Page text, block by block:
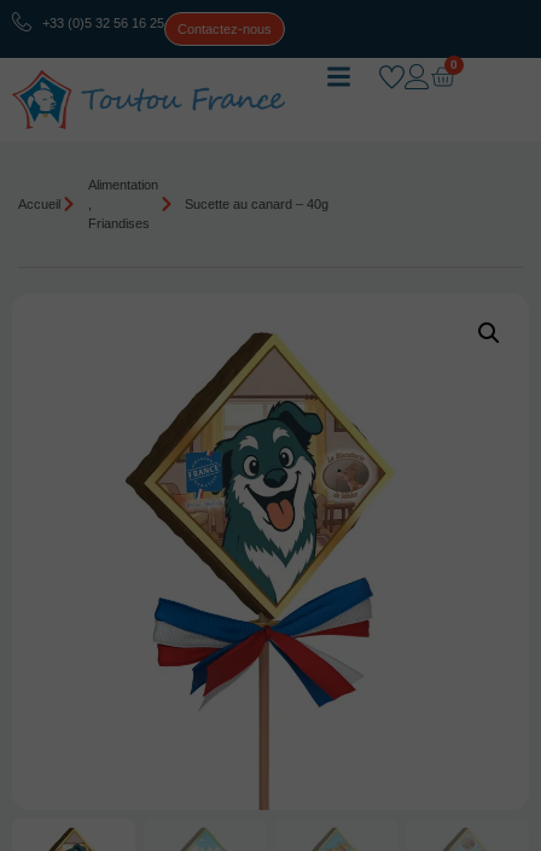
+33 (0)5 32 56 16 25 Contactez-nous
0
Accueil
Alimentation
Friandises
Sucette au canard – 40g